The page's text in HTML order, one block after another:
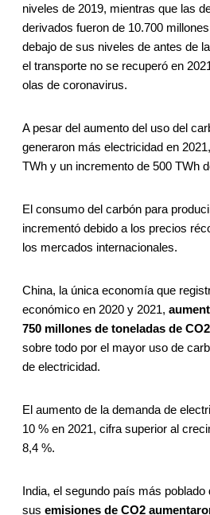
niveles de 2019, mientras que las
derivados fueron de 10.700
debajo de sus niveles de antes de
el transporte no se recuperó en
olas de coronavirus.
A pesar del aumento del uso del
generaron más electricidad en
TWh y un incremento de 500 TWh
El consumo del carbón para
incrementó debido a los precios
los mercados internacionales.
China, la única economía que
económico en 2020 y 2021,
750 millones de toneladas de CO2
sobre todo por el mayor uso de
de electricidad.
El aumento de la demanda de
10 % en 2021, cifra superior al
8,4 %.
India, el segundo país más
sus emisiones de CO2